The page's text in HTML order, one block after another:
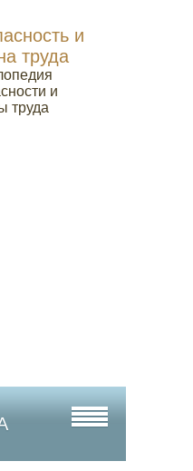
и
труда
и
труда